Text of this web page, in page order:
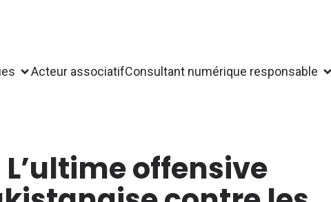
Acteur associatifConsultant numérique responsable
L’ultime offensive